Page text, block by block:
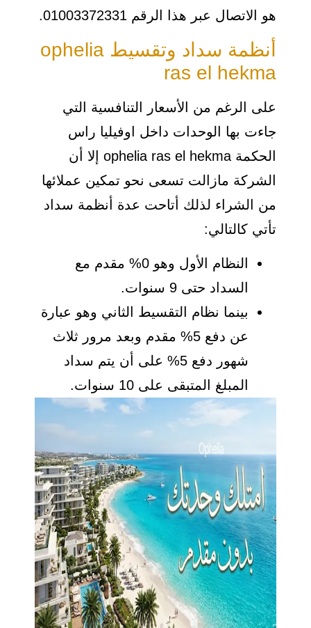
هو الاتصال عبر هذا الرقم 01003372331.
أنظمة سداد وتقسيط ophelia
ras el hekma
على الرغم من الأسعار التنافسية التي
جاءت بها الوحدات داخل اوفيليا راس
الحكمة ophelia ras el hekma إلا أن
الشركة مازالت تسعى نحو تمكين عملائها
من الشراء لذلك أتاحت عدة أنظمة سداد
تأتي كالتالي:
النظام الأول وهو 0% مقدم مع
السداد حتى 9 سنوات.
بينما نظام التقسيط الثاني وهو عبارة
عن دفع 5% مقدم وبعد مرور ثلاث
شهور دفع 5% على أن يتم سداد
المبلغ المتبقى على 10 سنوات.